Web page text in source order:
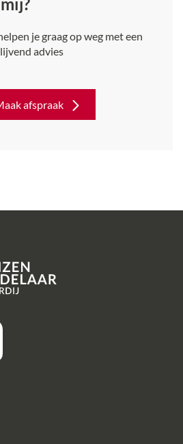
je graag op weg met een
advies
afspraak